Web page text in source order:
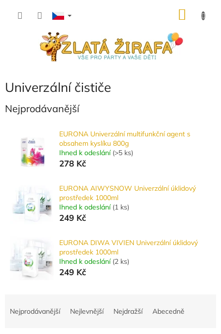
Univerzální čističe
Nejprodávanější
EURONA Univerzální multifunkční agent s
obsahem kyslíku 800g
Ihned k odeslání (>5 ks)
278 Kč
EURONA AIWYSNOW Univerzální úklidový
prostředek 1000ml
Ihned k odeslání (1 ks)
249 Kč
EURONA DIWA VIVIEN Univerzální úklidový
prostředek 1000ml
Ihned k odeslání (2 ks)
249 Kč
Nejprodávanější Nejlevnější Nejdražší Abecedně